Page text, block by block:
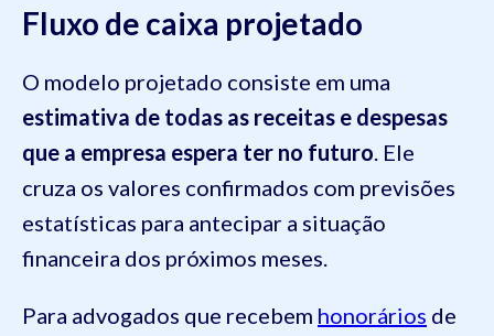
Fluxo de caixa projetado
O modelo projetado consiste em uma
estimativa de todas as receitas e despesas
que a empresa espera ter no futuro. Ele
cruza os valores confirmados com previsões
estatísticas para antecipar a situação
financeira dos próximos meses.
Para advogados que recebem honorários de